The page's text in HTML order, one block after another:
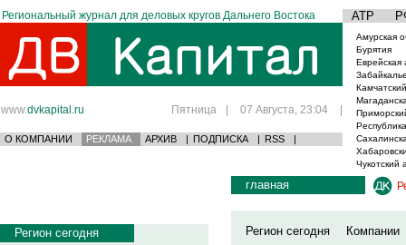
Региональный журнал для деловых кругов Дальнего Востока АТР
www.dvkapital.ru Пятница | 07 Августа, 23:04 |
О КОМПАНИИ РЕКЛАМА АРХИВ | ПОДПИСКА | RSS |
Амурская
Бурятия
Еврейская
Чукотский
Регион сегодня
главная
Регион сегодня
Компании